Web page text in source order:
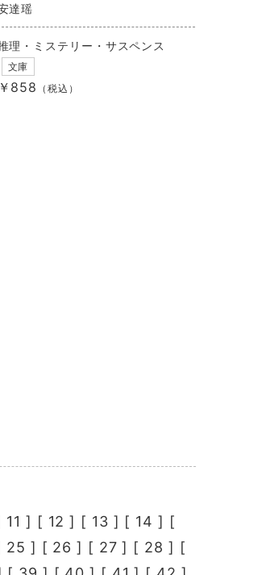
達瑶
理・ミステリー・サスペンス
文庫
￥858 （税込）
11 ] [ 12 ] [ 13 ] [ 14 ] [
25 ] [ 26 ] [ 27 ] [ 28 ] [